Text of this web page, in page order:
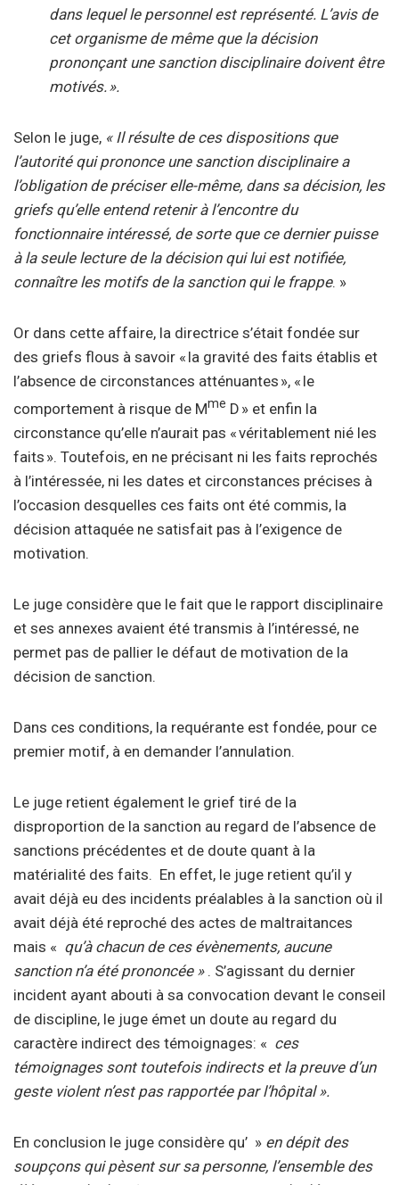
dans lequel le personnel est représenté. L’avis de
cet organisme de même que la décision
prononçant une sanction disciplinaire doivent être
motivés. ».
Selon le juge, « Il résulte de ces dispositions que
l’autorité qui prononce une sanction disciplinaire a
l’obligation de préciser elle-même, dans sa décision, les
griefs qu’elle entend retenir à l’encontre du
fonctionnaire intéressé, de sorte que ce dernier puisse
à la seule lecture de la décision qui lui est notifiée,
connaître les motifs de la sanction qui le frappe. »
Or dans cette affaire, la directrice s’était fondée sur
des griefs flous à savoir « la gravité des faits établis et
l’absence de circonstances atténuantes », « le
comportement à risque de Mme D » et enfin la
circonstance qu’elle n’aurait pas « véritablement nié les
faits ». Toutefois, en ne précisant ni les faits reprochés
à l’intéressée, ni les dates et circonstances précises à
l’occasion desquelles ces faits ont été commis, la
décision attaquée ne satisfait pas à l’exigence de
motivation.
Le juge considère que le fait que le rapport disciplinaire
et ses annexes avaient été transmis à l’intéressé, ne
permet pas de pallier le défaut de motivation de la
décision de sanction.
Dans ces conditions, la requérante est fondée, pour ce
premier motif, à en demander l’annulation.
Le juge retient également le grief tiré de la
disproportion de la sanction au regard de l’absence de
sanctions précédentes et de doute quant à la
matérialité des faits. En effet, le juge retient qu’il y
avait déjà eu des incidents préalables à la sanction où il
avait déjà été reproché des actes de maltraitances
mais « qu’à chacun de ces évènements, aucune
sanction n’a été prononcée ». S’agissant du dernier
incident ayant abouti à sa convocation devant le conseil
de discipline, le juge émet un doute au regard du
caractère indirect des témoignages: « ces
témoignages sont toutefois indirects et la preuve d’un
geste violent n’est pas rapportée par l’hôpital ».
En conclusion le juge considère qu’ » en dépit des
soupçons qui pèsent sur sa personne, l’ensemble des